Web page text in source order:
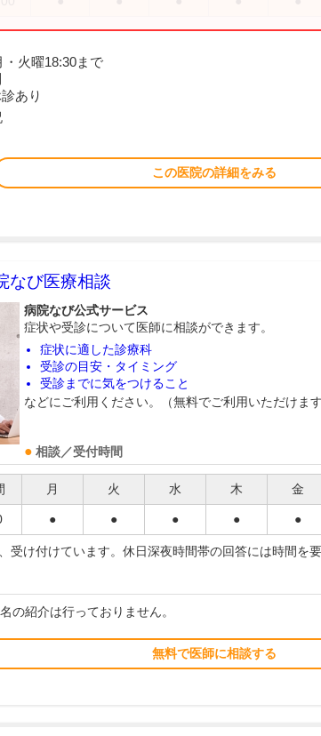
・火曜18:30まで
あり
この医院の詳細をみる
なび医療相談
病院なび公式サービス
症状や受診について医師に相談ができます。
症状に適した診療科
受診の目安・タイミング
受診までに気をつけること
などにご利用ください。（無料でご利用いただけます
相談／受付時間
月 火 水 木 金
● ● ● ● ●
受け付けています。休日深夜時間帯の回答には時間を要
の紹介は行っておりません。
無料で医師に相談する